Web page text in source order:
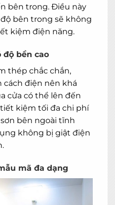
bên trong. Điều này
bên trong sẽ không
kiệm điện năng.
độ bền cao
thép chắc chắn,
cách điện nên khá
cửa có thể lên đến
kiệm tối đa chi phí
sơn bên ngoài tĩnh
không bị giật điện
mã đa dạng